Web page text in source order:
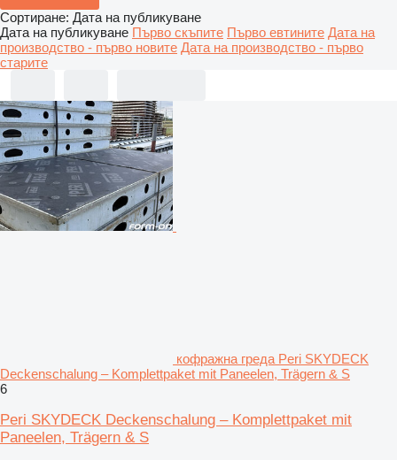
Сортиране: Дата на публикуване
Дата на публикуване Първо скъпите Първо евтините Дата на
производство - първо новите Дата на производство - първо
старите
кофражна греда Peri SKYDECK
Deckenschalung – Komplettpaket mit Paneelen, Trägern & S
6
Peri SKYDECK Deckenschalung – Komplettpaket mit
Paneelen, Trägern & S